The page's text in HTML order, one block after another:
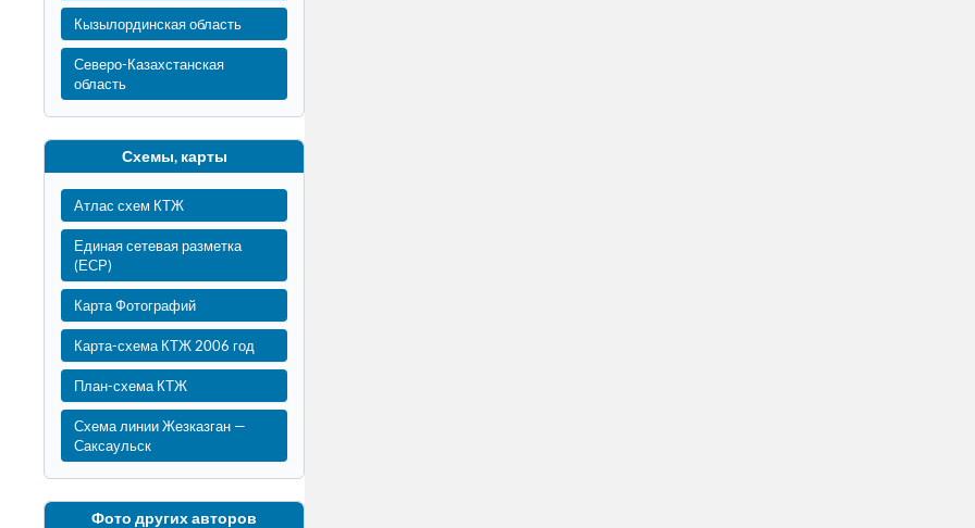
Кызылординская область
Северо-Казахстанская
область
Схемы, карты
Атлас схем КТЖ
Единая сетевая разметка
(ЕСР)
Карта Фотографий
Карта-схема КТЖ 2006 год
План-схема КТЖ
Схема линии Жезказган —
Саксаульск
Фото других авторов